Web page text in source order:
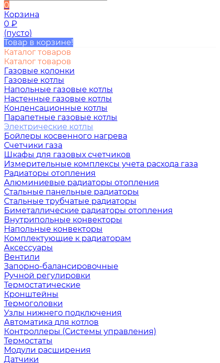
0
Корзина
0 ₽
(пусто)
Товар в корзине!
Каталог товаров
Каталог товаров
Газовые колонки
Газовые котлы
Напольные газовые котлы
Настенные газовые котлы
Конденсационные котлы
Парапетные газовые котлы
Электрические котлы
Бойлеры косвенного нагрева
Счетчики газа
Шкафы для газовых счетчиков
Измерительные комплексы учета расхода газа
Радиаторы отопления
Алюминиевые радиаторы отопления
Стальные панельные радиаторы
Стальные трубчатые радиаторы
Биметаллические радиаторы отопления
Внутрипольные конвекторы
Напольные конвекторы
Комплектующие к радиаторам
Аксессуары
Вентили
Запорно-балансировочные
Ручной регулировки
Термостатические
Кронштейны
Термоголовки
Узлы нижнего подключения
Автоматика для котлов
Контроллеры (Системы управления)
Термостаты
Модули расширения
Датчики